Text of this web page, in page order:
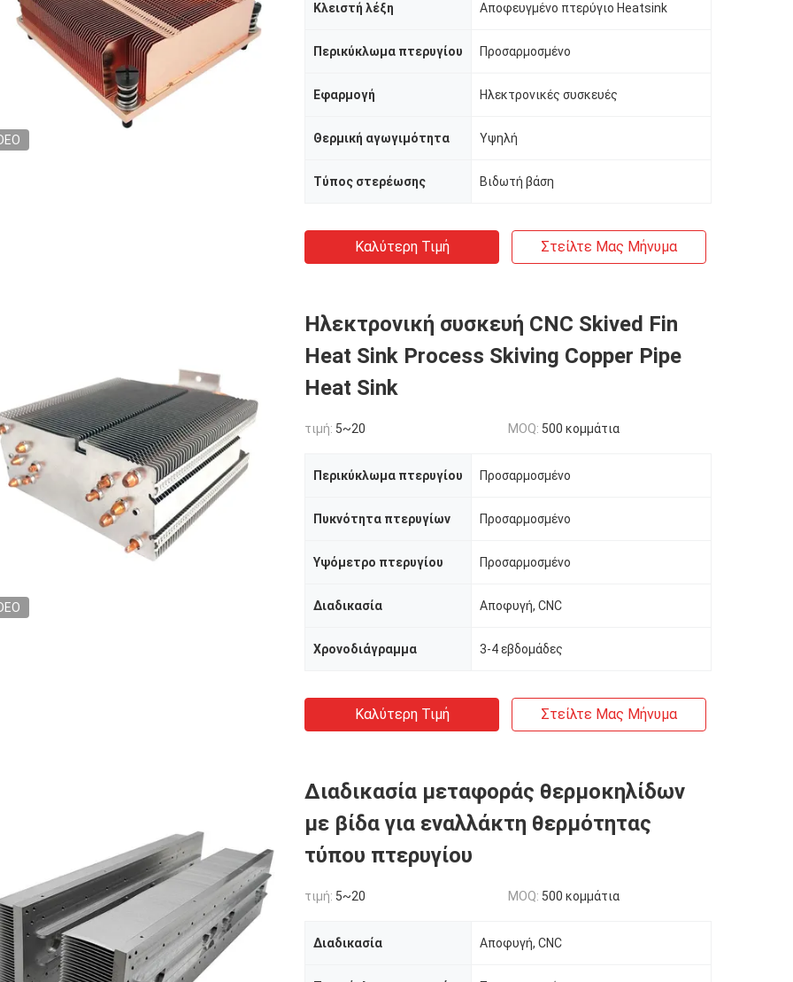
Κλειστή λέξη Αποφευγμένο πτερύγιο Heatsink
Περικύκλωμα πτερυγίου Προσαρμοσμένο
Εφαρμογή Ηλεκτρονικές συσκευές
Θερμική αγωγιμότητα Υψηλή
Τύπος στερέωσης Βιδωτή βάση
Καλύτερη Τιμή Στείλτε Μας Μήνυμα
Ηλεκτρονική συσκευή CNC Skived Fin
Heat Sink Process Skiving Copper Pipe
Heat Sink
τιμή: 5~20 MOQ: 500 κομμάτια
Περικύκλωμα πτερυγίου Προσαρμοσμένο
Πυκνότητα πτερυγίων Προσαρμοσμένο
Υψόμετρο πτερυγίου Προσαρμοσμένο
Διαδικασία Αποφυγή, CNC
Χρονοδιάγραμμα 3-4 εβδομάδες
Καλύτερη Τιμή Στείλτε Μας Μήνυμα
Διαδικασία μεταφοράς θερμοκηλίδων
με βίδα για εναλλάκτη θερμότητας
τύπου πτερυγίου
τιμή: 5~20 MOQ: 500 κομμάτια
Διαδικασία Αποφυγή, CNC